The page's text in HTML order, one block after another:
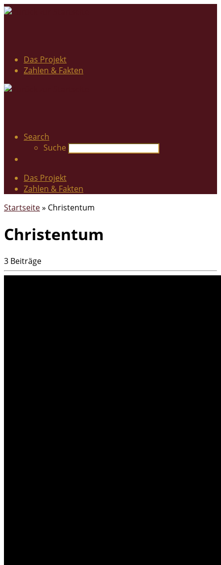
Das Projekt
Zahlen & Fakten
Search
Suche
Das Projekt
Zahlen & Fakten
Startseite» Christentum
Christentum
3 Beiträge